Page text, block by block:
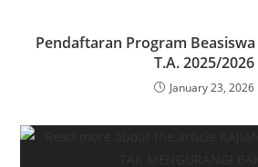
Pendaftaran Program
T.A. 2025/2026
January 23, 2026